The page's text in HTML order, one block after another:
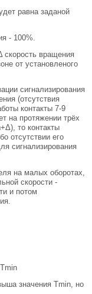
равна заданой
- 100%.
скорость вращения
от установленого
сигнализирования
(отсутствия
контакты 7-9
на протяжении трёх
то контакты
отсутствии его
сигнализирования
на малых оборотах,
скорости -
и потом
значения Tmin, но